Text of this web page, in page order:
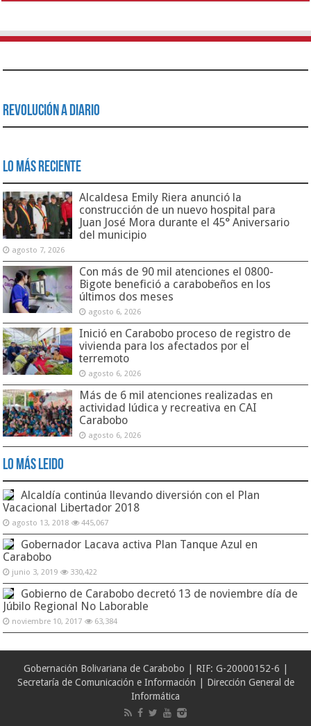
Revolución a Diario
Lo Más Reciente
Alcaldesa Emily Riera anunció la
construcción de un nuevo hospital para
Juan José Mora durante el 45° Aniversario
del municipio
agosto 7, 2026
Con más de 90 mil atenciones el 0800-
Bigote benefició a carabobeños en los
últimos dos meses
agosto 6, 2026
Inició en Carabobo proceso de registro de
vivienda para los afectados por el
terremoto
agosto 6, 2026
Más de 6 mil atenciones realizadas en
actividad lúdica y recreativa en CAI
Carabobo
agosto 6, 2026
Lo Más Leido
Alcaldía continúa llevando diversión con el Plan
Vacacional Libertador 2018
agosto 13, 2018 445,067
Gobernador Lacava activa Plan Tanque Azul en
Carabobo
junio 3, 2019 330,422
Gobierno de Carabobo decretó 13 de noviembre día de
Júbilo Regional No Laborable
noviembre 10, 2017 63,384
Gobernación Bolivariana de Carabobo | RIF: G-20000152-6 |
Secretaría de Comunicación e Información | Dirección General de
Informática